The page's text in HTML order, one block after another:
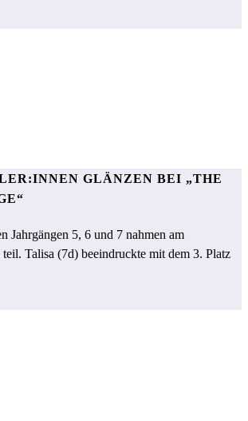
GLÄNZEN BEI „THE
Jahrgängen 5, 6 und 7 nahmen am
Talisa (7d) beeindruckte mit dem 3. Platz